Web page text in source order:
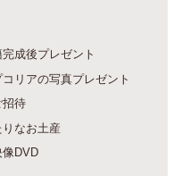
成後プレゼント
リアの写真プレゼント
待
なお土産
DVD